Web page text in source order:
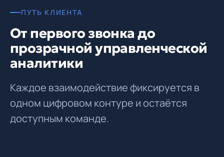
ПУТЬ КЛИЕНТА
От первого звонка до
прозрачной управленческой
аналитики
Каждое взаимодействие фиксируется в
одном цифровом контуре и остаётся
доступным команде.